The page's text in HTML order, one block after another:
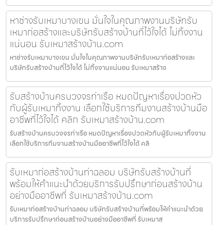
หาช่างรับเหมาบางเขน มั่นใจในคุณภาพงานบริษัทรับ
เหมาก่อสร้างและบริษัทรับสร้างบ้านที่ไว้ใจได้ ไม่ทิ้งงาน
แน่นอน รับเหมาสร้างบ้าน.com
หาช่างรับเหมาบางเขน มั่นใจในคุณภาพงานบริษัทรับเหมาก่อสร้างและ
บริษัทรับสร้างบ้านที่ไว้ใจได้ ไม่ทิ้งงานแน่นอน รับเหมาสร้าง
รับสร้างบ้านครบวงจรท่าเรือ หมดปัญหาเรื่องปวดหัว
กับผู้รับเหมาทิ้งงาน เลือกใช้บริการทีมงานสร้างบ้านมือ
อาชีพที่ไว้ใจได้ คลิก รับเหมาสร้างบ้าน.com
รับสร้างบ้านครบวงจรท่าเรือ หมดปัญหาเรื่องปวดหัวกับผู้รับเหมาทิ้งงาน
เลือกใช้บริการทีมงานสร้างบ้านมืออาชีพที่ไว้ใจได้ คลิ
รับเหมาก่อสร้างบ้านท่าฉลอม บริษัทรับสร้างบ้านที่
พร้อมให้คำแนะนำด้วยบริการรับปรึกษาก่อนสร้างบ้าน
อย่างมืออาชีพที่ รับเหมาสร้างบ้าน.com
รับเหมาก่อสร้างบ้านท่าฉลอม บริษัทรับสร้างบ้านที่พร้อมให้คำแนะนำด้วย
บริการรับปรึกษาก่อนสร้างบ้านอย่างมืออาชีพที่ รับเหมาส